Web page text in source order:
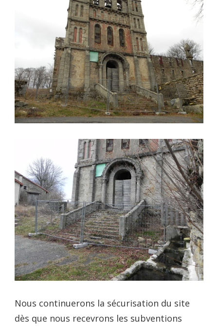
Nous continuerons la sécurisation du site
dès que nous recevrons les subventions